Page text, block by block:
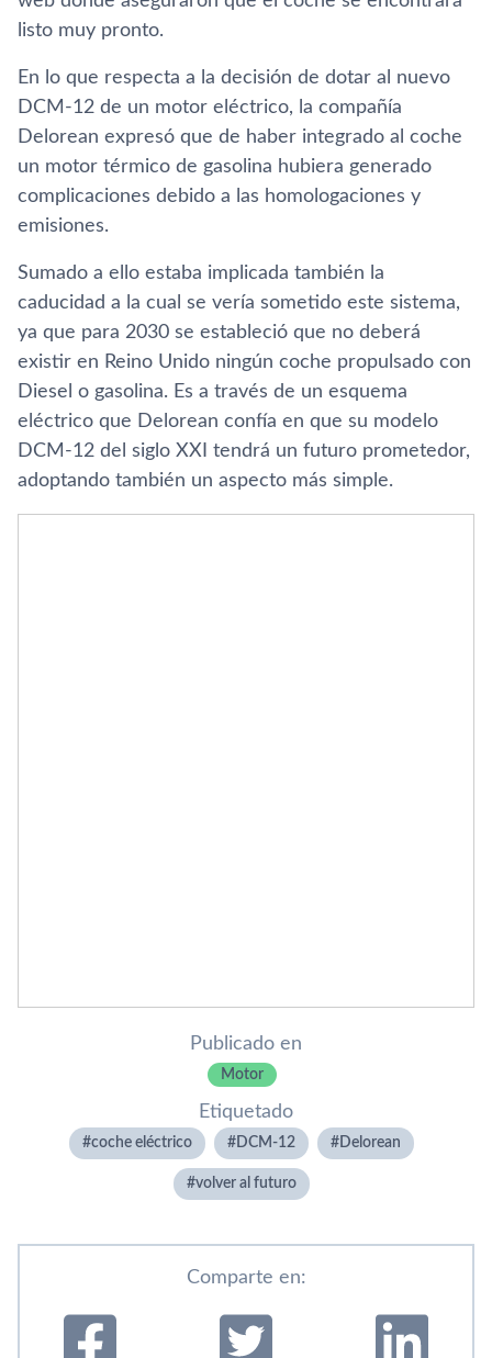
listo muy pronto.
En lo que respecta a la decisión de dotar al nuevo
DCM-12 de un motor eléctrico, la compañía
Delorean expresó que de haber integrado al coche
un motor térmico de gasolina hubiera generado
complicaciones debido a las homologaciones y
emisiones.
Sumado a ello estaba implicada también la
caducidad a la cual se vería sometido este sistema,
ya que para 2030 se estableció que no deberá
existir en Reino Unido ningún coche propulsado con
Diesel o gasolina. Es a través de un esquema
eléctrico que Delorean confía en que su modelo
DCM-12 del siglo XXI tendrá un futuro prometedor,
adoptando también un aspecto más simple.
Publicado en
Motor
Etiquetado
coche eléctrico DCM-12 Delorean
volver al futuro
Comparte en: